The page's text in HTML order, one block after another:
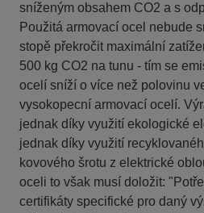
sníženým obsahem CO2 a s
Použitá armovací ocel nebude
stopě překročit maximální
500 kg CO2 na tunu - tím se
ocelí sníží o více než polovinu
vysokopecní armovací ocelí.
jednak díky využití ekologické
jednak díky využití
kovového šrotu z elektrické
oceli to však musí doložit:
certifikáty specifické pro daný